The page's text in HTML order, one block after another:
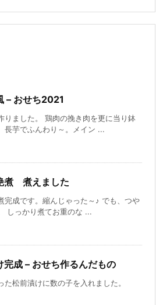
– おせち2021
りました。 鶏肉の挽き肉を更に当り鉢
長芋でふんわり～。メイン ...
煮 煮えました
完成です。縮んじゃった～♪ でも、つや
しっかり煮てお重のな ...
完成 – おせち作るんだもの
た松前漬けに数の子を入れました。